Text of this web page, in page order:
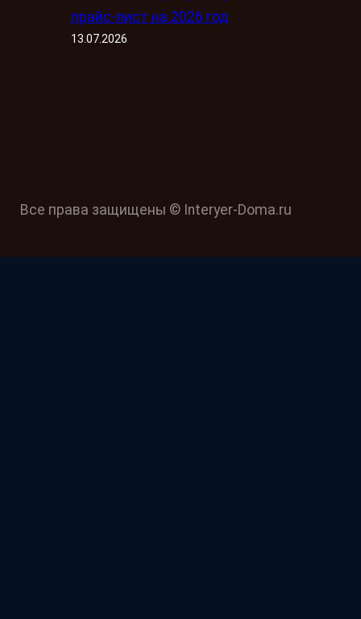
прайс-лист на 2026 год
13.07.2026
Все права защищены © Interyer-Doma.ru